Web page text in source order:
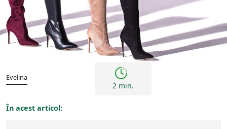
Tendințe
Evelina
2 min.
În acest articol: